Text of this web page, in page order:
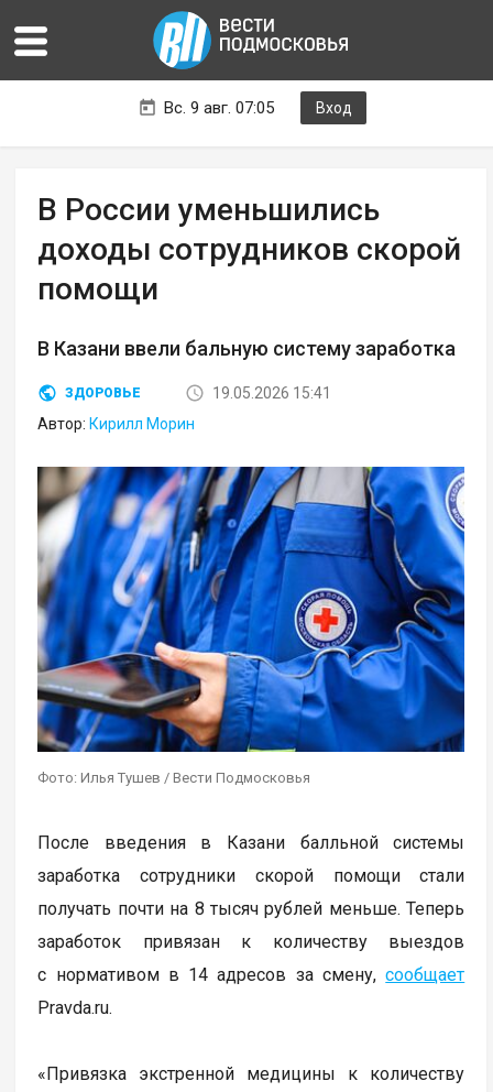
Вс. 9 авг. 07:05 Вход
В России уменьшились
доходы сотрудников скорой
помощи
В Казани ввели бальную систему заработка
ЗДОРОВЬЕ
19.05.2026 15:41
Автор: Кирилл Морин
Фото: Илья Тушев / Вести Подмосковья
После введения в Казани балльной системы
заработка сотрудники скорой помощи стали
получать почти на 8 тысяч рублей меньше. Теперь
заработок привязан к количеству выездов
с нормативом в 14 адресов за смену,сообщает
Pravda.ru.
«Привязка экстренной медицины к количеству